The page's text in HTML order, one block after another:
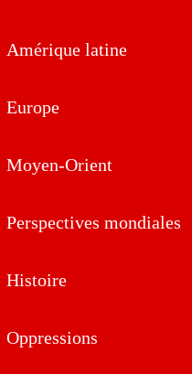
Amérique latine
Europe
Moyen-Orient
Perspectives mondiales
Histoire
Oppressions